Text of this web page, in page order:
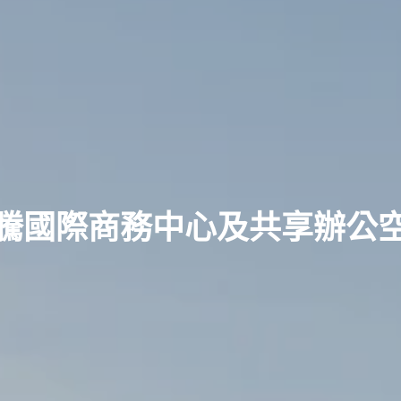
國際商務中心及共享辦公